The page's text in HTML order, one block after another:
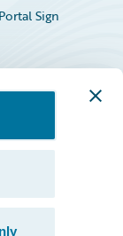
Sign
LinkedIn